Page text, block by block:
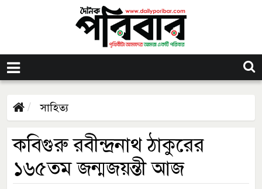
সাহিত্য
কবিগুরু রবীন্দ্রনাথ ঠাকুরের
১৬৫তম জন্মজয়ন্তী আজ